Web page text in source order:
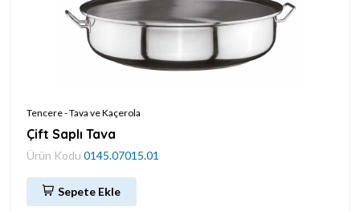
Tencere - Tava ve Kaçerola
Çift Saplı Tava
Ürün Kodu 0145.07015.01
Sepete Ekle